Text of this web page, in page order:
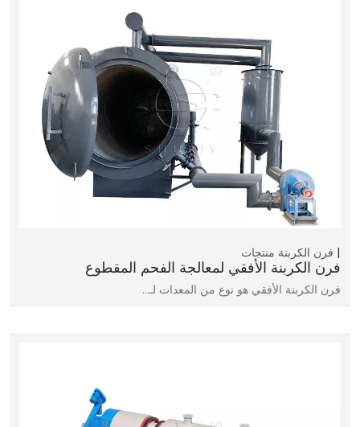
فرن الكربنة منتجات
فرن الكربنة الأفقي لمعالجة الفحم المقطوع
فرن الكربنة الأفقي هو نوع من المعدات لـ…